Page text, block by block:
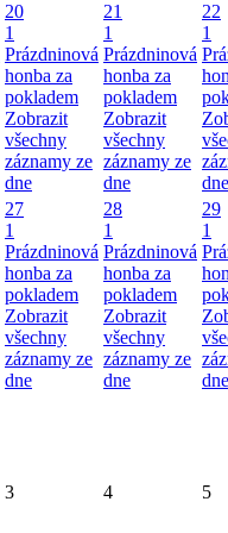
20
1
Prázdninová
honba za
pokladem
Zobrazit
všechny
záznamy ze
dne
21
1
Prázdninová
honba za
pokladem
Zobrazit
všechny
záznamy ze
dne
22
1
dne
27
1
Prázdninová
honba za
pokladem
Zobrazit
všechny
záznamy ze
dne
28
1
Prázdninová
honba za
pokladem
Zobrazit
všechny
záznamy ze
dne
29
1
dne
3 4 5